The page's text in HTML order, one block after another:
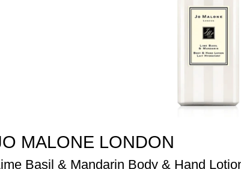
MALONE LONDON
Basil & Mandarin Body & Hand